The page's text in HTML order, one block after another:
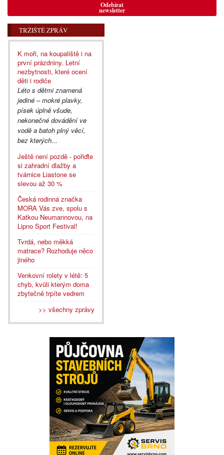
Odebírat
newsletter
TRŽIŠTĚ ZPRÁV
K moři, na koupaliště i na
první prázdniny. Letní
nezbytnosti, které ocení
děti i rodiče
Léto s dětmi znamená
jediné – mokré plavky,
písek úplně všude,
nekonečné dovádění ve
vodě a batoh plný věcí,
bez kterých...
Ještě není pozdě - pořiďte
si zahradní dlažby a
tvárnice Liastone se
slevou až 30 %
Česká rodinná značka
MORA Vás zve, spolu s
Katkou Neumannovou, na
Lipno Sport Festival!
Tvrdá, nebo měkká
matrace? Rozhoduje něco
jiného
Venkovní rolety v létě: 5
chyb, kvůli kterým doma
zbytečně trpíte vedrem
>> všechny zprávy